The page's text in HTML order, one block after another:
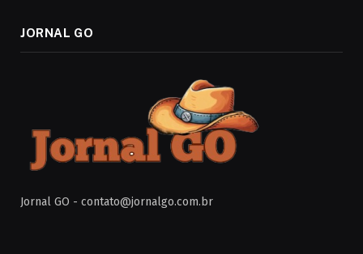
JORNAL GO
Jornal GO - contato@jornalgo.com.br